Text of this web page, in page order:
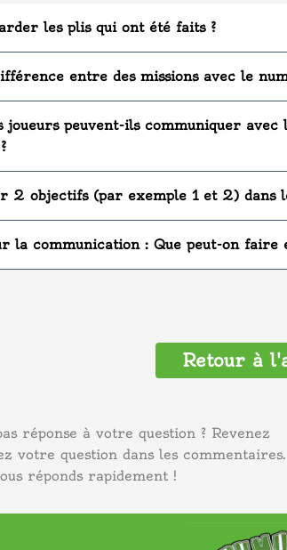
les plis qui ont été faits ?
entre des missions avec le
joueurs peuvent-ils communiquer
2 objectifs (par exemple 1 et 2) dans
la communication : Que peut-on faire
Retour à
réponse à votre question ? Revenez
votre question dans les commentaires.
réponds rapidement !